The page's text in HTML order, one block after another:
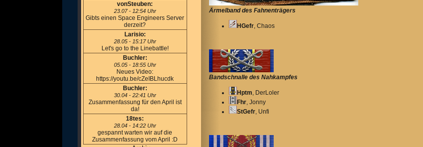
vonSteuben:
23.07 - 12:54 Uhr
Gibts einen Space Engineers Server
derzeit?
Larisio:
28.05 - 15:17 Uhr
Let's go to the Linebattle!
Buchler:
05.05 - 18:55 Uhr
Neues Video:
https://youtu.be/cZeIBLhucdk
Buchler:
30.04 - 22:41 Uhr
Zusammenfassung für den April ist
da!
18tes:
28.04 - 14:22 Uhr
gespannt warten wir auf die
Zusammenfassung vom April :D
Ärmelband des Fahnenträgers
HGefr, Chaos
Bandschnalle des Nahkampfes
Hptm, DerLoler
Fhr, Jonny
StGefr, Unfi